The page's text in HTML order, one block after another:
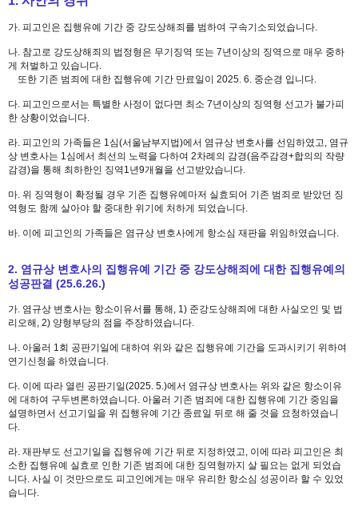
가. 피고인은 집행유예 기간 중 강도상해죄를 범하여 구속기소되었습니다.
나. 참고로 강도상해죄의 법정형은 무기징역 또는 7년이상의 징역으로 매우 중하
게 처벌하고 있습니다.
또한 기존 범죄에 대한 집행유예 기간 만료일이 2025. 6. 중순경 입니다.
다. 피고인으로서는 특별한 사정이 없다면 최소 7년이상의 징역형 선고가 불가피
한 상황이었습니다.
라. 피고인의 가족들은 1심(서울남부지법)에서 염규상 변호사를 선임하였고, 염규
상 변호사는 1심에서 최선의 노력을 다하여 2차례의 감경(음주감경+합의의 작량
감경)을 통해 최하한인 징역1년9개월을 선고받았습니다.
마. 위 징역형이 확정될 경우 기존 집행유예마저 실효되어 기존 범죄로 받았던 징
역형도 함께 살아야 할 중대한 위기에 처하게 되었습니다.
바. 이에 피고인의 가족들은 염규상 변호사에게 항소심 재판을 위임하였습니다.
2. 염규상 변호사의 집행유예 기간 중 강도상해죄에 대한 집행유예의
성공판결 (25.6.26.)
가. 염규상 변호사는 항소이유서를 통해, 1) 준강도상해죄에 대한 사실오인 및 법
리오해, 2) 양형부당의 점을 주장하였습니다.
나. 아울러 1회 공판기일에 대하여 위와 같은 집행유예 기간을 도과시키기 위하여
연기신청을 하였습니다.
다. 이에 따라 열린 공판기일(2025. 5.)에서 염규상 변호사는 위와 같은 항소이유
에 대하여 구두변론하였습니다. 아울러 기존 범죄에 대한 집행유예 기간 중임을
설명하면서 선고기일을 위 집행유예 기간 종료일 뒤로 해 줄 것을 요청하였습니
다.
라. 재판부도 선고기일을 집행유예 기간 뒤로 지정하였고, 이에 따라 피고인은 최
소한 집행유예 실효로 인한 기존 범죄에 대한 징역형까지 살 필요는 없게 되었습
니다. 사실 이 것만으로도 피고인에게는 매우 유리한 항소심 성공이라 할 수 있었
습니다.